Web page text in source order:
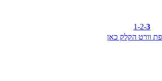
1-2-3
וורט הקלק כאן